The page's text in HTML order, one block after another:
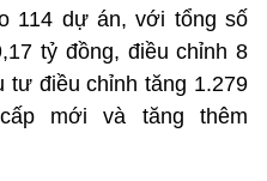
114 dự án, với tổng số
tỷ đồng, điều chỉnh 8
điều chỉnh tăng 1.279
mới và tăng thêm